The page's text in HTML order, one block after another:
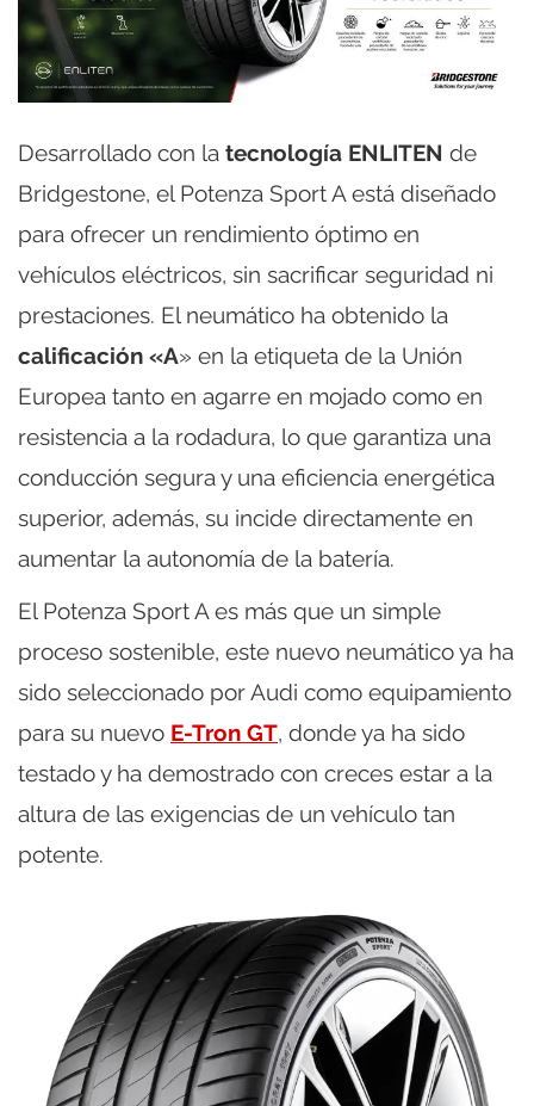
Desarrollado con la tecnología ENLITEN de
Bridgestone, el Potenza Sport A está diseñado
para ofrecer un rendimiento óptimo en
vehículos eléctricos, sin sacrificar seguridad ni
prestaciones. El neumático ha obtenido la
calificación «A» en la etiqueta de la Unión
Europea tanto en agarre en mojado como en
resistencia a la rodadura, lo que garantiza una
conducción segura y una eficiencia energética
superior, además, su incide directamente en
aumentar la autonomía de la batería.
El Potenza Sport A es más que un simple
proceso sostenible, este nuevo neumático ya ha
sido seleccionado por Audi como equipamiento
para su nuevo E-Tron GT, donde ya ha sido
testado y ha demostrado con creces estar a la
altura de las exigencias de un vehículo tan
potente.